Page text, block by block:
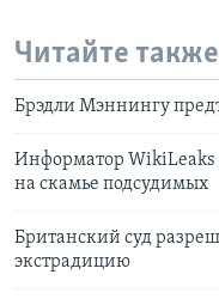
Читайте также
Брэдли Мэннингу
Информатор
на скамье подсудимых
Британский суд
экстрадицию